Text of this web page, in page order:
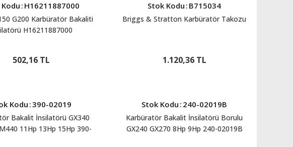
: H16211887000
G200 Karbüratör Bakaliti
H16211887000
502,16 TL
Stok Kodu : B715034
Briggs & Stratton Karbüratör Takozu
1.120,36 TL
Kodu :390-02019
Bakalit İnsilatörü GX340
11Hp 13Hp 15Hp 390-
Stok Kodu : 240-02019B
Karbüratör Bakalit İnsilatörü Borulu
GX240 GX270 8Hp 9Hp 240-02019B